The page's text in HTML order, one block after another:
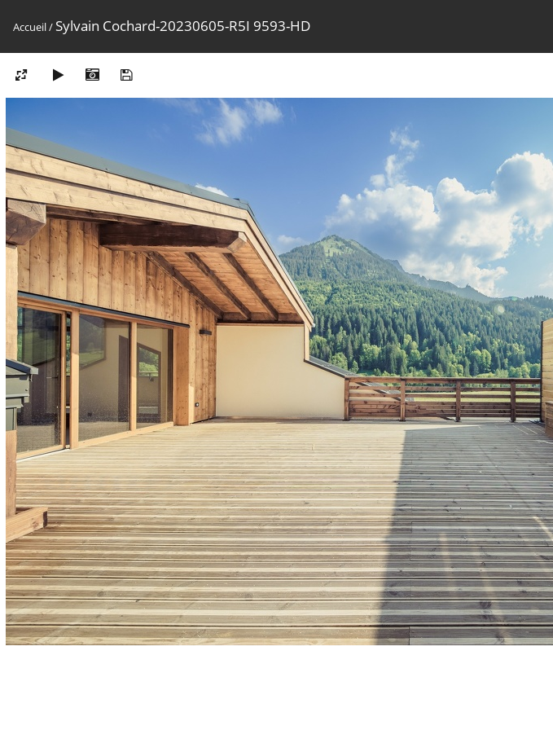
Accueil/ Sylvain Cochard-20230605-R5I 9593-HD